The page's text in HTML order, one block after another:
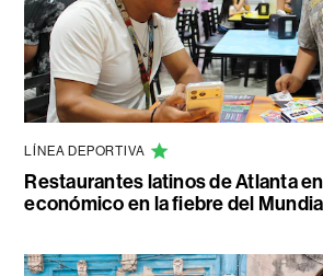
LÍNEA DEPORTIVA
Restaurantes latinos de Atlanta
económico en la fiebre del